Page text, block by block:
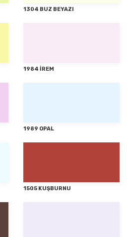
1304 BUZ BEYAZI
1984 İREM
1989 OPAL
1505 KUŞBURNU